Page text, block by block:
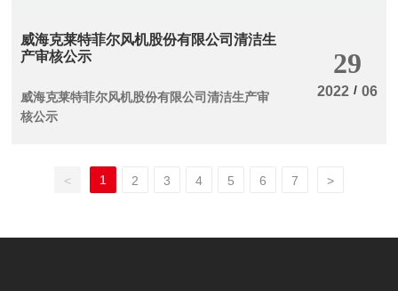
威海克莱特菲尔风机股份有限公司清洁生
产审核公示
威海克莱特菲尔风机股份有限公司清洁生产审
核公示
29
2022 / 06
< 1 2 3 4 5 6 7 >